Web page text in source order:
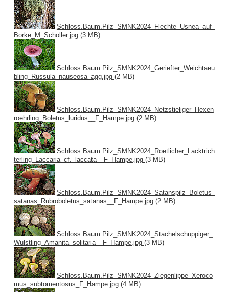
Schloss.Baum.Pilz_SMNK2024_Flechte_Usnea_auf_
Borke_M_Scholler.jpg (3 MB)
Schloss.Baum.Pilz_SMNK2024_Geriefter_Weichtaeu
bling_Russula_nauseosa_agg.jpg (2 MB)
Schloss.Baum.Pilz_SMNK2024_Netzstieliger_Hexen
roehrling_Boletus_luridus__F_Hampe.jpg (2 MB)
Schloss.Baum.Pilz_SMNK2024_Roetlicher_Lacktrich
terling_Laccaria_cf._laccata__F_Hampe.jpg (3 MB)
Schloss.Baum.Pilz_SMNK2024_Satanspilz_Boletus_
satanas_Rubroboletus_satanas__F_Hampe.jpg (2 MB)
Schloss.Baum.Pilz_SMNK2024_Stachelschuppiger_
Wulstling_Amanita_solitaria__F_Hampe.jpg (3 MB)
Schloss.Baum.Pilz_SMNK2024_Ziegenlippe_Xeroco
mus_subtomentosus_F_Hampe.jpg (4 MB)